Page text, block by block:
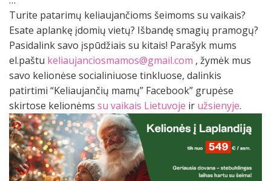
Turite patarimų keliaujančioms šeimoms su vaikais?
Esate aplankę įdomių vietų? Išbandę smagių pramogų?
Pasidalink savo įspūdžiais su kitais! Parašyk mums
el.paštu keliaujanciosmamos@gmail.com , žymėk mus
savo kelionėse socialiniuose tinkluose, dalinkis
patirtimi “Keliaujančių mamų” Facebook” grupėse
skirtose kelionėms su vaikais Lietuvoje ir užsienyje.